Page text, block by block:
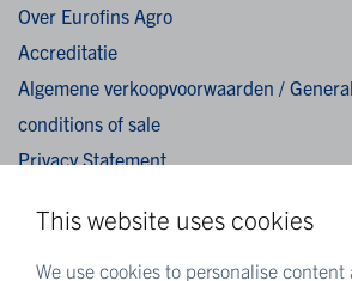
This website uses cookies
We use cookies to personalise content
Over Eurofins Agro
Accreditatie
Algemene verkoopvoorwaarden /
conditions of sale
Privacy Statement
Disclaimer